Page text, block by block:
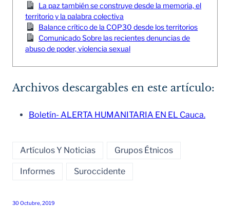
La paz también se construye desde la memoria, el
territorio y la palabra colectiva
Balance crítico de la COP30 desde los territorios
Comunicado Sobre las recientes denuncias de
abuso de poder, violencia sexual
Archivos descargables en este artículo:
Boletín- ALERTA HUMANITARIA EN EL Cauca.
Artículos Y Noticias Grupos Étnicos
Informes Suroccidente
30 Octubre, 2019